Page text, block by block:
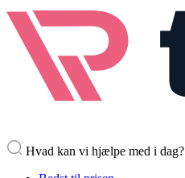
Hvad kan vi hjælpe med i dag?